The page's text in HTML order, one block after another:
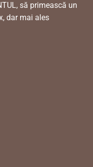
să primească un
dar mai ales